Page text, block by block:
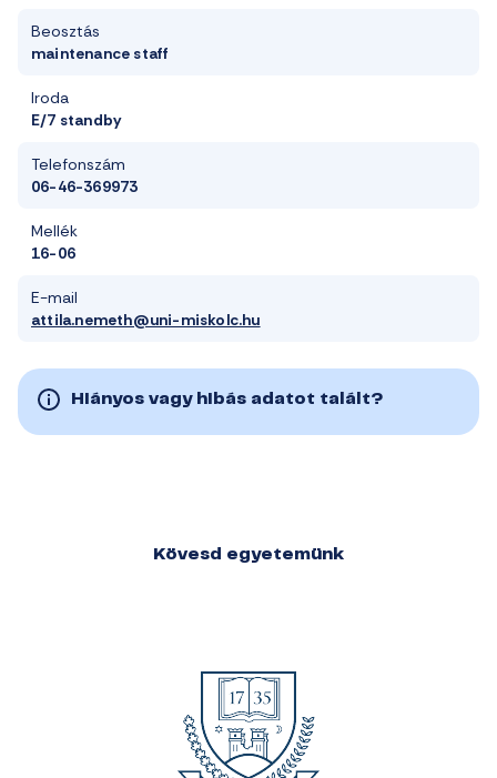
Beosztás
maintenance staff
Iroda
E/7 standby
Telefonszám
06-46-369973
Mellék
16-06
E-mail
attila.nemeth@uni-miskolc.hu
Hiányos vagy hibás adatot talált?
Kövesd egyetemünk